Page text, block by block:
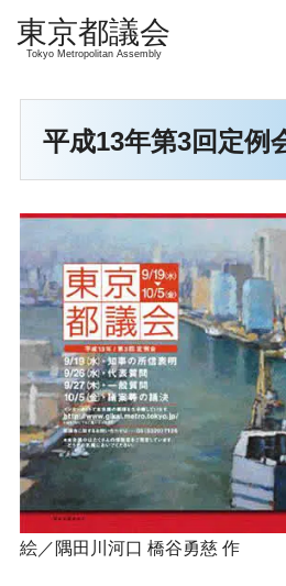
Tokyo Metropolitan Assembly
平成13年第3回定例
絵／隅田川河口 橋谷勇慈 作